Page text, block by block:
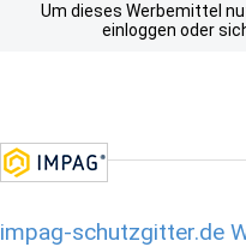
Um dieses Werbemittel
einloggen oder
impag-schutzgitter.de